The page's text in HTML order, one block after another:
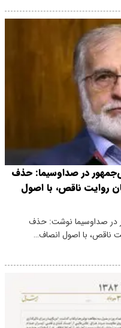
در صداوسیما: حذف
روایت ناقص، با اصول
در صداوسیما نوشت: حذف
ناقص، با اصول انصاف…